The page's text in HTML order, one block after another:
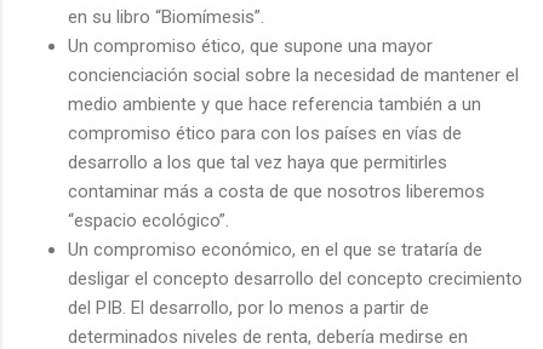
en su libro “Biomímesis”.
Un compromiso ético, que supone una mayor
concienciación social sobre la necesidad de mantener el
medio ambiente y que hace referencia también a un
compromiso ético para con los países en vías de
desarrollo a los que tal vez haya que permitirles
contaminar más a costa de que nosotros liberemos
“espacio ecológico”.
Un compromiso económico, en el que se trataría de
desligar el concepto desarrollo del concepto crecimiento
del PIB. El desarrollo, por lo menos a partir de
determinados niveles de renta, debería medirse en